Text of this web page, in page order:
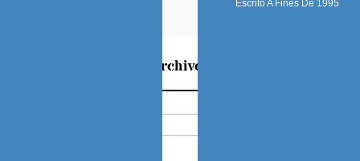
Archivos
Escrito A Fines De 1995